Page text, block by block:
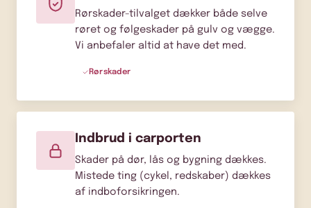
Rørskader-tilvalget dækker både selve
røret og følgeskader på gulv og vægge.
Vi anbefaler altid at have det med.
Rørskader
Indbrud i carporten
Skader på dør, lås og bygning dækkes.
Mistede ting (cykel, redskaber) dækkes
af indboforsikringen.